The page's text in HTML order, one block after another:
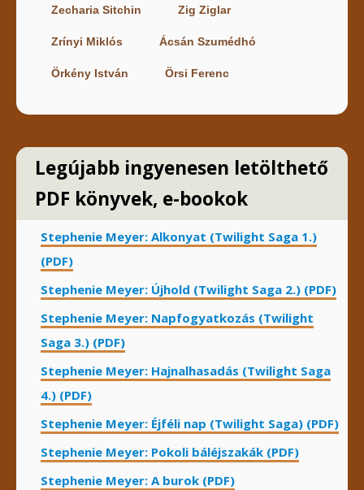
Zecharia Sitchin Zig Ziglar
Zrínyi Miklós Ácsán Szumédhó
Örkény István Örsi Ferenc
Legújabb ingyenesen letölthető
PDF könyvek, e-bookok
Stephenie Meyer: Alkonyat (Twilight Saga 1.)
(PDF)
Stephenie Meyer: Újhold (Twilight Saga 2.) (PDF)
Stephenie Meyer: Napfogyatkozás (Twilight
Saga 3.) (PDF)
Stephenie Meyer: Hajnalhasadás (Twilight Saga
4.) (PDF)
Stephenie Meyer: Éjféli nap (Twilight Saga) (PDF)
Stephenie Meyer: Pokoli báléjszakák (PDF)
Stephenie Meyer: A burok (PDF)